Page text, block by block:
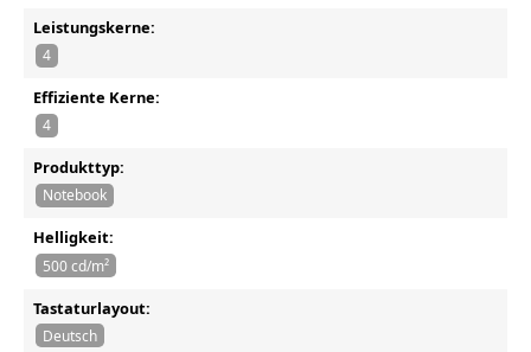
Leistungskerne:
4
Effiziente Kerne:
4
Produkttyp:
Notebook
Helligkeit:
500 cd/m²
Tastaturlayout:
Deutsch